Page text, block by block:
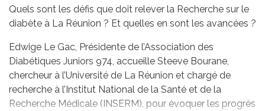
Quels sont les défis que doit relever la Recherche sur le
diabète à La Réunion ? Et quelles en sont les avancées ?
Edwige Le Gac, Présidente de l’Association des
Diabétiques Juniors 974, accueille Steeve Bourane,
chercheur à l’Université de La Réunion et chargé de
recherche à l’Institut National de la Santé et de la
Recherche Médicale (INSERM), pour évoquer les progrès